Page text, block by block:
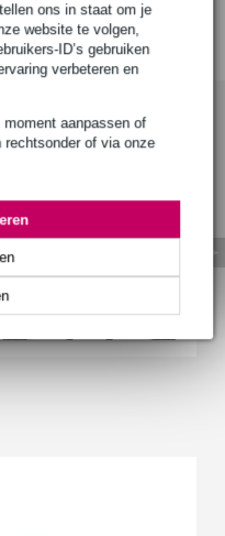
ons in staat om je
website te volgen,
ID’s gebruiken
verbeteren en
aanpassen of
of via onze